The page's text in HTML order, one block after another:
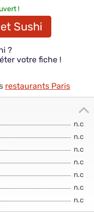
!
Sushi
?
votre fiche !
restaurants Paris
n.c
n.c
n.c
n.c
n.c
n.c
n.c